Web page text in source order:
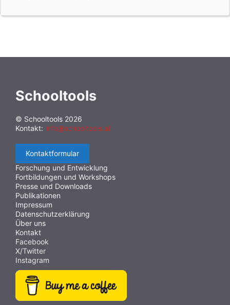
Schooltools
© Schooltools 2026
Kontakt: info@schooltools.at
Kontaktformular
Forschung und Entwicklung
Fortbildungen und Workshops
Presse und Downloads
Publikationen
Impressum
Datenschutzerklärung
Über uns
Kontakt
Facebook
X/Twitter
Instagram